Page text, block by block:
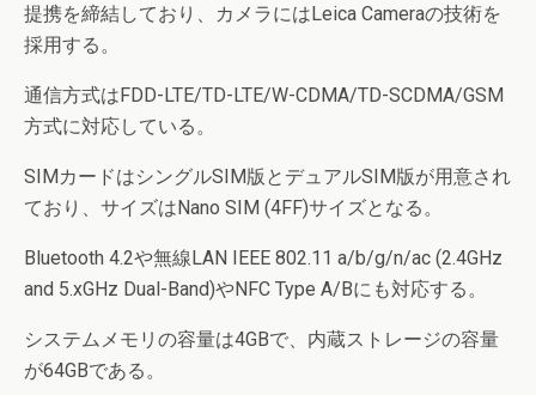
提携を締結しており、カメラにはLeica Cameraの技術を
採用する。
通信方式はFDD-LTE/TD-LTE/W-CDMA/TD-SCDMA/GSM
方式に対応している。
SIMカードはシングルSIM版とデュアルSIM版が用意され
ており、サイズはNano SIM (4FF)サイズとなる。
Bluetooth 4.2や無線LAN IEEE 802.11 a/b/g/n/ac (2.4GHz
and 5.xGHz Dual-Band)やNFC Type A/Bにも対応する。
システムメモリの容量は4GBで、内蔵ストレージの容量
が64GBである。